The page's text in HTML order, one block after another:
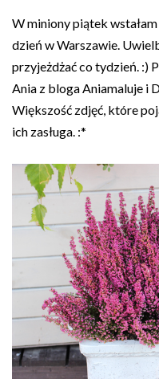
W miniony piątek
dzień w Warszawie.
przyjeżdżać co tydzień. :)
Ania z bloga Aniamaluje i
Większość zdjęć, które
ich zasługa. :*